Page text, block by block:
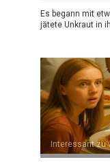
Es begann mit
jätete Unkraut in
Interessant zu